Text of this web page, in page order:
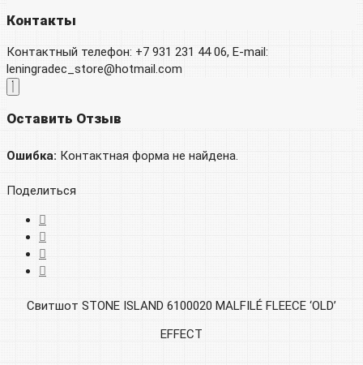
Контакты
Контактный телефон: +7 931 231 44 06, E-mail:
leningradec_store@hotmail.com
Оставить Отзыв
Ошибка: Контактная форма не найдена.
Поделиться
Свитшот STONE ISLAND 6100020 MALFILÉ FLEECE ‘OLD’
EFFECT